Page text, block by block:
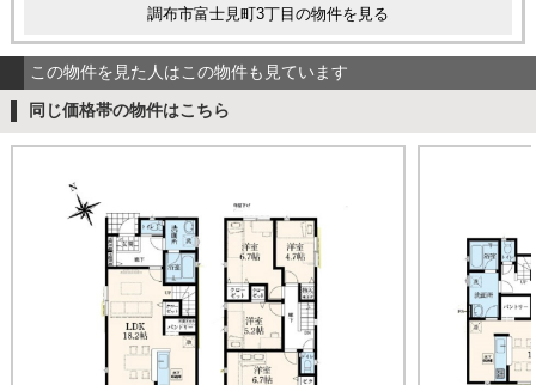
調布市富士見町3丁目の物件を見る
この物件を見た人はこの物件も見ています
同じ価格帯の物件はこちら